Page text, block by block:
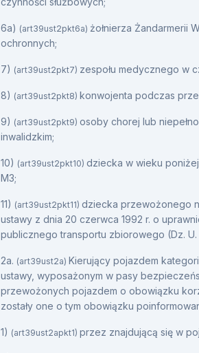
6a) (art39ust2pkt6a) żołnierza Żandarmerii
ochronnych;
7) (art39ust2pkt7) zespołu medycznego w
8) (art39ust2pkt8) konwojenta podczas
9) (art39ust2pkt9) osoby chorej lub
inwalidzkim;
10) (art39ust2pkt10) dziecka w wieku
M3;
11) (art39ust2pkt11) dziecka przewożonego
ustawy z dnia 20 czerwca 1992 r. o
publicznego transportu zbiorowego (Dz. U.
2a. (art39ust2a) Kierujący pojazdem
ustawy, wyposażonym w pasy
przewożonych pojazdem o obowiązku
zostały one o tym obowiązku
1) (art39ust2apkt1) przez znajdującą się w